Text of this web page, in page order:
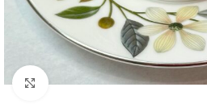
Click to enlarge